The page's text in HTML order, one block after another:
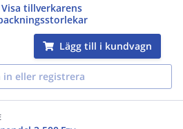
Visa tillverkarens
Lägg till i kundvagn
in eller registrera